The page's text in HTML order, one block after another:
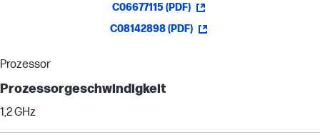
C06677115 (PDF)
C08142898 (PDF)
Prozessor
Prozessorgeschwindigkeit
1,2 GHz